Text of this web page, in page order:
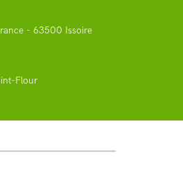
- 63500 Issoire
Flour